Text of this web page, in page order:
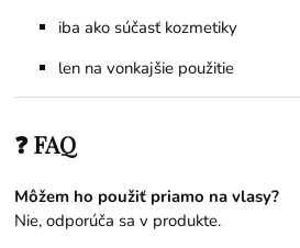
iba ako súčasť kozmetiky
len na vonkajšie použitie
❓ FAQ
Môžem ho použiť priamo na vlasy?
Nie, odporúča sa v produkte.